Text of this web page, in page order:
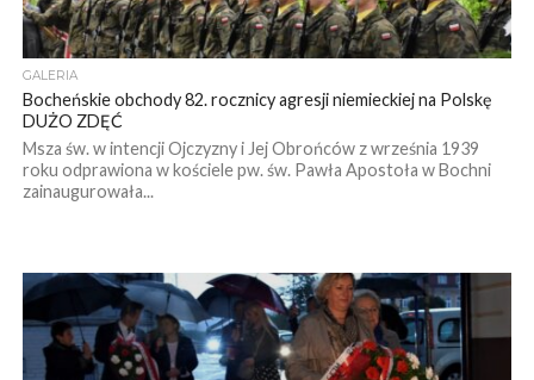
GALERIA
Bocheńskie obchody 82. rocznicy agresji niemieckiej na Polskę
DUŻO ZDĘĆ
Msza św. w intencji Ojczyzny i Jej Obrońców z września 1939
roku odprawiona w kościele pw. św. Pawła Apostoła w Bochni
zainaugurowała...